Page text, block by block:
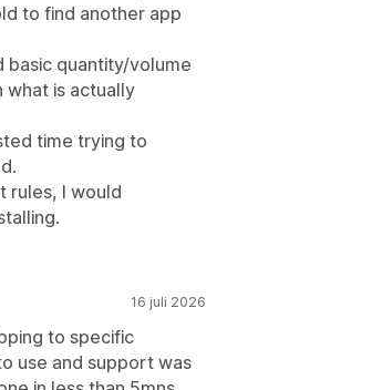
to find another app
basic quantity/volume
what is actually
time trying to
rules, I would
16 juli 2026
to specific
use and support was